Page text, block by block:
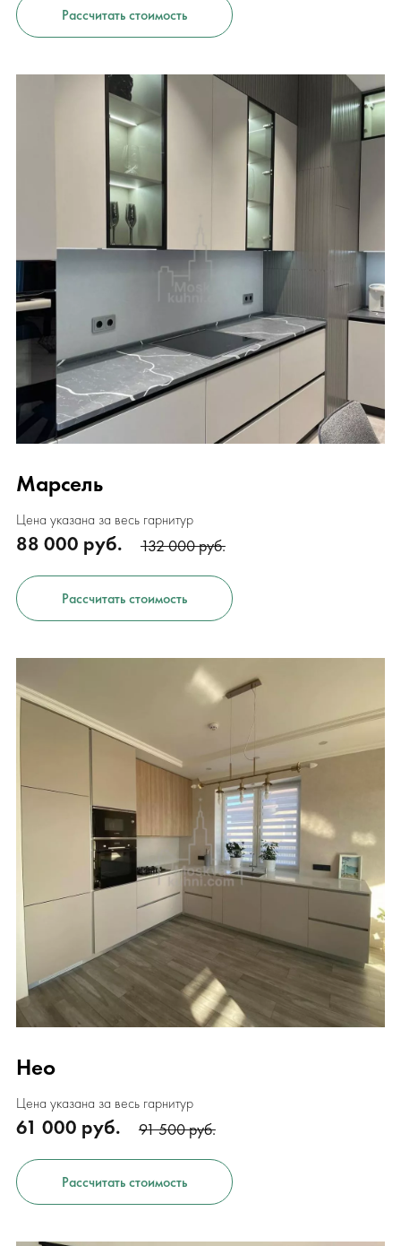
Рассчитать стоимость
Марсель
Цена указана за весь гарнитур
88 000 руб. 132 000 руб.
Рассчитать стоимость
Нео
Цена указана за весь гарнитур
61 000 руб. 91 500 руб.
Рассчитать стоимость